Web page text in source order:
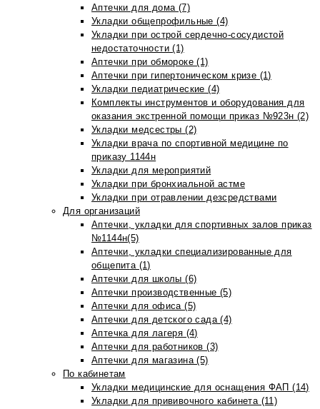
Аптечки для дома (7)
Укладки общепрофильные (4)
Укладки при острой сердечно-сосудистой
недостаточности (1)
Аптечки при обмороке (1)
Аптечки при гипертоническом кризе (1)
Укладки педиатрические (4)
Комплекты инструментов и оборудования для
оказания экстренной помощи приказ №923н (2)
Укладки медсестры (2)
Укладки врача по спортивной медицине по
приказу 1144н
Укладки для мероприятий
Укладки при бронхиальной астме
Укладки при отравлении дезсредствами
Для организаций
Аптечки, укладки для спортивных залов приказ
№1144н(5)
Аптечки, укладки специализированные для
общепита (1)
Аптечки для школы (6)
Аптечки производственные (5)
Аптечки для офиса (5)
Аптечки для детского сада (4)
Аптечка для лагеря (4)
Аптечки для работников (3)
Аптечки для магазина (5)
По кабинетам
Укладки медицинские для оснащения ФАП (14)
Укладки для прививочного кабинета (11)